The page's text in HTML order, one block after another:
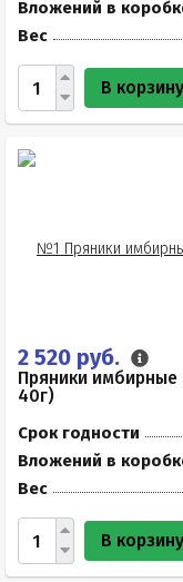
Вложений в
Вес
В корзину
2 520 руб.
Пряники имбирные
40г)
Срок годности
Вложений в
Вес
В корзину